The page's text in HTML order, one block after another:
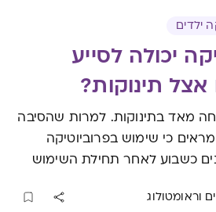
ילדים
יכולה לסייע
אצל תינוקות?
מאד בתינוקות. למרות שהסיבה
כי שימוש בפרוביוטיקה
כשבוע לאחר תחילת השימוש
וראומטולוג